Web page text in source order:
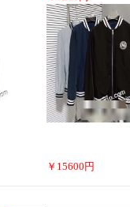
￥ 15600 円